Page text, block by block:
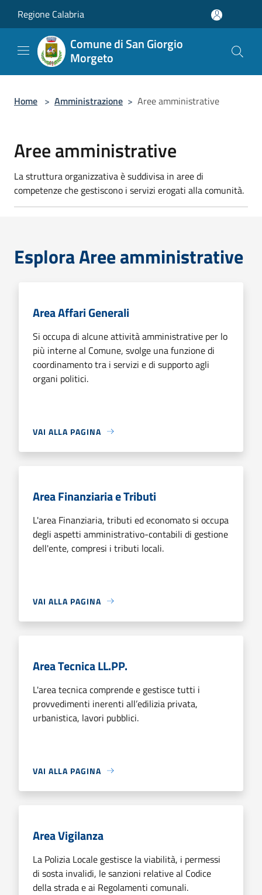
Regione Calabria
Comune di San Giorgio
Morgeto
Home > Amministrazione > Aree amministrative
Aree amministrative
La struttura organizzativa è suddivisa in aree di
competenze che gestiscono i servizi erogati alla comunità.
Esplora Aree amministrative
Area Affari Generali
Si occupa di alcune attività amministrative per lo
più interne al Comune, svolge una funzione di
coordinamento tra i servizi e di supporto agli
organi politici.
VAI ALLA PAGINA
Area Finanziaria e Tributi
L'area Finanziaria, tributi ed economato si occupa
degli aspetti amministrativo-contabili di gestione
dell'ente, compresi i tributi locali.
VAI ALLA PAGINA
Area Tecnica LL.PP.
L'area tecnica comprende e gestisce tutti i
provvedimenti inerenti all’edilizia privata,
urbanistica, lavori pubblici.
VAI ALLA PAGINA
Area Vigilanza
La Polizia Locale gestisce la viabilità, i permessi
di sosta invalidi, le sanzioni relative al Codice
della strada e ai Regolamenti comunali.